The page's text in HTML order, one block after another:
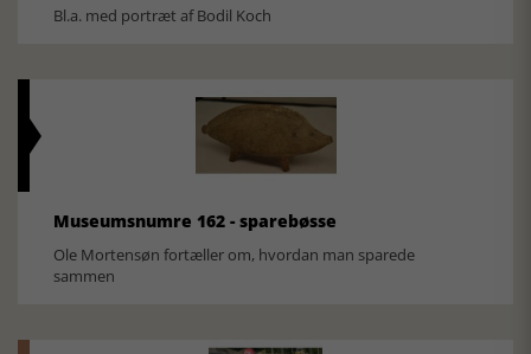
Bl.a. med portræt af Bodil Koch
Museumsnumre 162 - sparebøsse
Ole Mortensøn fortæller om, hvordan man sparede
sammen